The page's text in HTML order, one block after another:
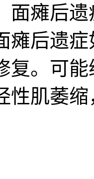
瘫后遗
瘫后遗
复。可
性肌萎